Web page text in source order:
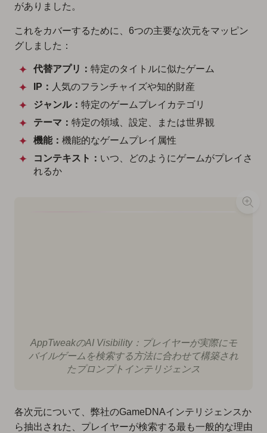
がありました。
これをカバーするために、6つの主要な次元をマッピン
グしました：
代替アプリ： 特定のタイトルに似たゲーム
IP： 人気のフランチャイズや知的財産
ジャンル： 特定のゲームプレイカテゴリ
テーマ： 特定の領域、設定、または世界観
機能： 機能的なゲームプレイ属性
コンテキスト： いつ、どのようにゲームがプレイさ
れるか
AppTweakのAI Visibility：プレイヤーが実際にモ
バイルゲームを検索する方法に合わせて構築され
たプロンプトインテリジェンス
各次元について、弊社のGameDNAインテリジェンスか
ら抽出された、プレイヤーが検索する最も一般的な理由